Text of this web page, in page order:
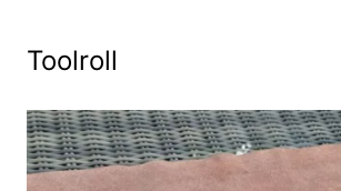
Toolroll